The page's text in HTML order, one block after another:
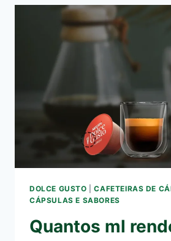
BOA?
ANÁLISE
COMPLETA
DOLCE GUSTO |CAFETEIRAS DE
CÁPSULAS E SABORES
Quantos ml